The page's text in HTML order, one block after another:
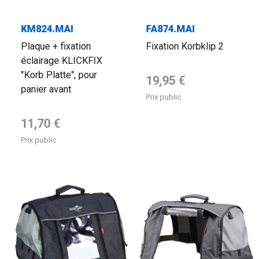
KM824.MAI
Plaque + fixation
éclairage KLICKFIX
"Korb Platte", pour
panier avant
Prix de base
11,70 €
Prix public
FA874.MAI
Fixation Korbklip 2
Prix de base
19,95 €
Prix public